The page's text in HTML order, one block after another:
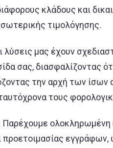
κλάδους και
τιμολόγησης.
λύσεις μας έχουν
σας, διασφαλίζοντας
την αρχή των ίσων
τους
Παρέχουμε ολοκληρωμένη
προετοιμασίας